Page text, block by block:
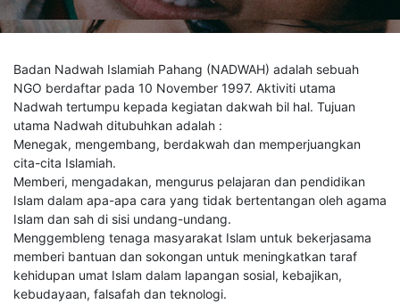
Badan Nadwah Islamiah Pahang (NADWAH) adalah sebuah
NGO berdaftar pada 10 November 1997. Aktiviti utama
Nadwah tertumpu kepada kegiatan dakwah bil hal. Tujuan
utama Nadwah ditubuhkan adalah :
Menegak, mengembang, berdakwah dan memperjuangkan
cita-cita Islamiah.
Memberi, mengadakan, mengurus pelajaran dan pendidikan
Islam dalam apa-apa cara yang tidak bertentangan oleh agama
Islam dan sah di sisi undang-undang.
Menggembleng tenaga masyarakat Islam untuk bekerjasama
memberi bantuan dan sokongan untuk meningkatkan taraf
kehidupan umat Islam dalam lapangan sosial, kebajikan,
kebudayaan, falsafah dan teknologi.